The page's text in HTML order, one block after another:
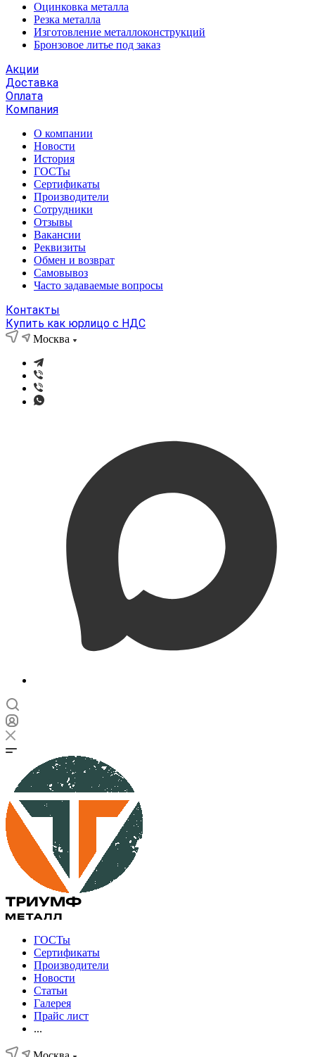
Оцинковка металла
Резка металла
Изготовление металлоконструкций
Бронзовое литье под заказ
Акции
Доставка
Оплата
Компания
О компании
Новости
История
ГОСТы
Сертификаты
Производители
Сотрудники
Отзывы
Вакансии
Реквизиты
Обмен и возврат
Самовывоз
Часто задаваемые вопросы
Контакты
Купить как юрлицо с НДС
Москва
ГОСТы
Сертификаты
Производители
Новости
Статьи
Галерея
Прайс лист
...